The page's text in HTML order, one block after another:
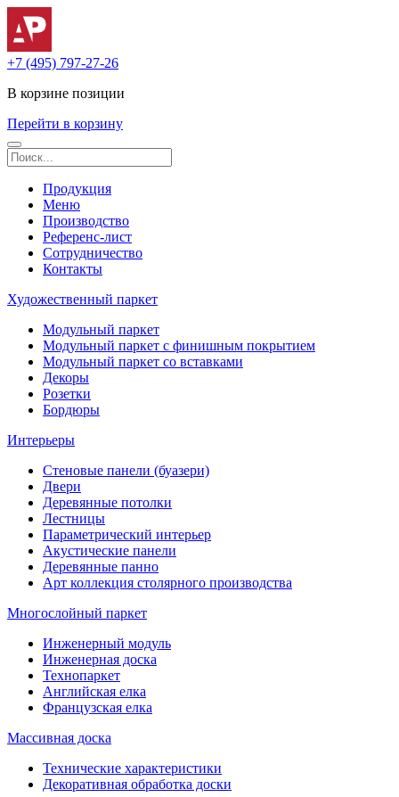
+7 (495) 797-27-26
В корзине позиции
Перейти в корзину
Продукция
Меню
Производство
Референс-лист
Сотрудничество
Контакты
Художественный паркет
Модульный паркет
Модульный паркет с финишным покрытием
Модульный паркет со вставками
Декоры
Розетки
Бордюры
Интерьеры
Стеновые панели (буазери)
Двери
Деревянные потолки
Лестницы
Параметрический интерьер
Акустические панели
Деревянные панно
Арт коллекция столярного производства
Многослойный паркет
Инженерный модуль
Инженерная доска
Технопаркет
Английская елка
Французская елка
Массивная доска
Технические характеристики
Декоративная обработка доски